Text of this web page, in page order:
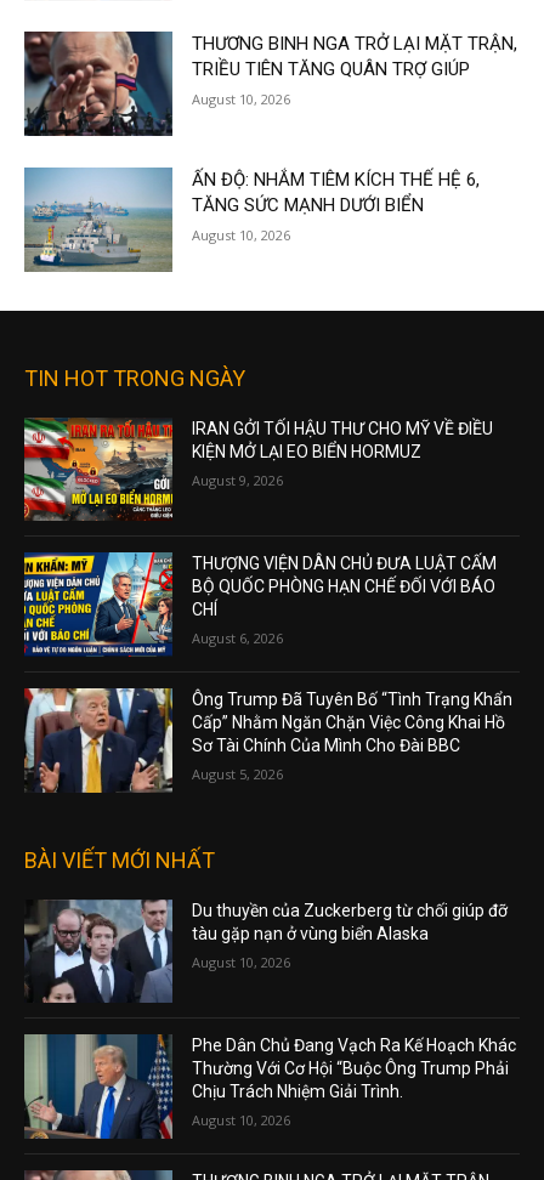
THƯƠNG BINH NGA TRỞ LẠI MẶT TRẬN,
TRIỀU TIÊN TĂNG QUÂN TRỢ GIÚP
August 10, 2026
ẤN ĐỘ: NHẮM TIÊM KÍCH THẾ HỆ 6,
TĂNG SỨC MẠNH DƯỚI BIỂN
August 10, 2026
TIN HOT TRONG NGÀY
IRAN GỞI TỐI HẬU THƯ CHO MỸ VỀ ĐIỀU
KIỆN MỞ LẠI EO BIỂN HORMUZ
August 9, 2026
THƯỢNG VIỆN DÂN CHỦ ĐƯA LUẬT CẤM
BỘ QUỐC PHÒNG HẠN CHẾ ĐỐI VỚI BÁO
CHÍ
August 6, 2026
Ông Trump Đã Tuyên Bố “Tình Trạng Khẩn
Cấp” Nhằm Ngăn Chặn Việc Công Khai Hồ
Sơ Tài Chính Của Mình Cho Đài BBC
August 5, 2026
BÀI VIẾT MỚI NHẤT
Du thuyền của Zuckerberg từ chối giúp đỡ
tàu gặp nạn ở vùng biển Alaska
August 10, 2026
Phe Dân Chủ Đang Vạch Ra Kế Hoạch Khác
Thường Với Cơ Hội “Buộc Ông Trump Phải
Chịu Trách Nhiệm Giải Trình.
August 10, 2026